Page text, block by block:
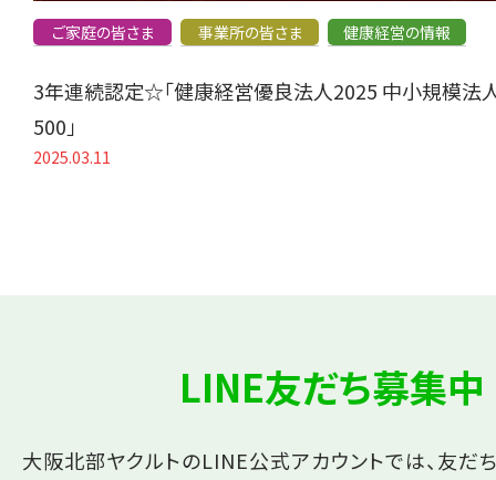
ご家庭の皆さま 事業所の皆さま 健康経営の情報
3年連続認定☆「健康経営優良法人2025 中小規模法
500」
2025.03.11
LINE友だち募集中
大阪北部ヤクルトのLINE公式アカウントでは、友だ